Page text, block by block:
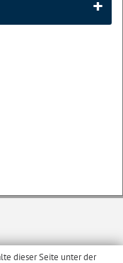
dieser Seite unter der